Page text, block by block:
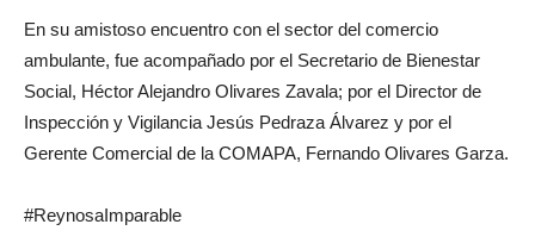
En su amistoso encuentro con el sector del comercio
ambulante, fue acompañado por el Secretario de Bienestar
Social, Héctor Alejandro Olivares Zavala; por el Director de
Inspección y Vigilancia Jesús Pedraza Álvarez y por el
Gerente Comercial de la COMAPA, Fernando Olivares Garza.
#ReynosaImparable